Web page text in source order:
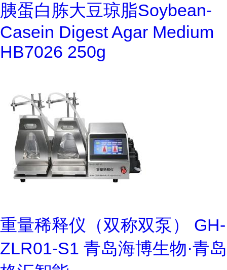
胰蛋白胨大豆琼脂Soybean-
Casein Digest Agar Medium
HB7026 250g
重量稀释仪（双称双泵） GH-
ZLR01-S1 青岛海博生物·青岛